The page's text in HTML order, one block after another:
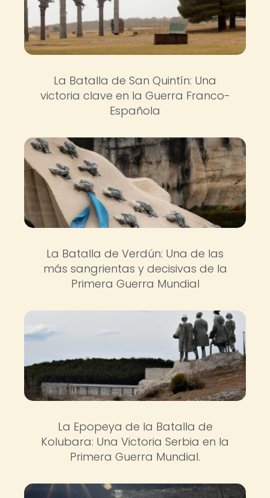
La Batalla de San Quintín: Una
victoria clave en la Guerra Franco-
Española
La Batalla de Verdún: Una de las
más sangrientas y decisivas de la
Primera Guerra Mundial
La Epopeya de la Batalla de
Kolubara: Una Victoria Serbia en la
Primera Guerra Mundial.